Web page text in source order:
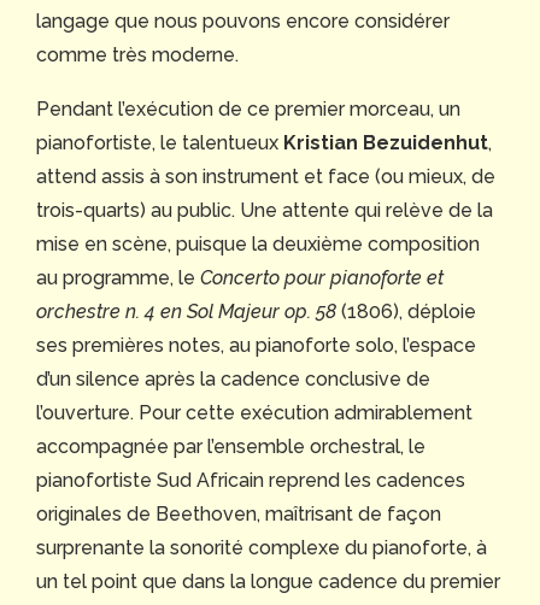
langage que nous pouvons encore considérer
comme très moderne.
Pendant l’exécution de ce premier morceau, un
pianofortiste, le talentueux Kristian Bezuidenhut,
attend assis à son instrument et face (ou mieux, de
trois-quarts) au public. Une attente qui relève de la
mise en scène, puisque la deuxième composition
au programme, le Concerto pour pianoforte et
orchestre n. 4 en Sol Majeur op. 58 (1806), déploie
ses premières notes, au pianoforte solo, l’espace
d’un silence après la cadence conclusive de
l’ouverture. Pour cette exécution admirablement
accompagnée par l’ensemble orchestral, le
pianofortiste Sud Africain reprend les cadences
originales de Beethoven, maîtrisant de façon
surprenante la sonorité complexe du pianoforte, à
un tel point que dans la longue cadence du premier